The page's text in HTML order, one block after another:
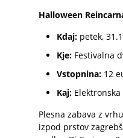
Halloween
Kdaj: petek,
Kje: Festivalna
Vstopnina: 12
Kaj:
Plesna zabava z
izpod prstov